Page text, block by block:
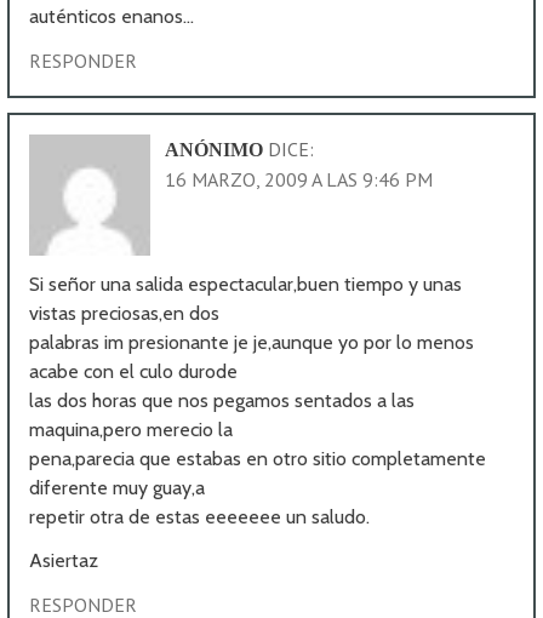
auténticos enanos…
RESPONDER
ANÓNIMO DICE:
16 MARZO, 2009 A LAS 9:46 PM
Si señor una salida espectacular,buen tiempo y unas
vistas preciosas,en dos
palabras im presionante je je,aunque yo por lo menos
acabe con el culo durode
las dos horas que nos pegamos sentados a las
maquina,pero merecio la
pena,parecia que estabas en otro sitio completamente
diferente muy guay,a
repetir otra de estas eeeeeee un saludo.
Asiertaz
RESPONDER